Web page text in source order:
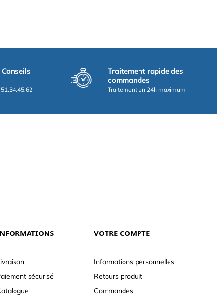
Traitement rapide des
commandes
Traitement en 24h maximum
sécurisé
VOTRE COMPTE
Informations personnelles
Retours produit
Commandes